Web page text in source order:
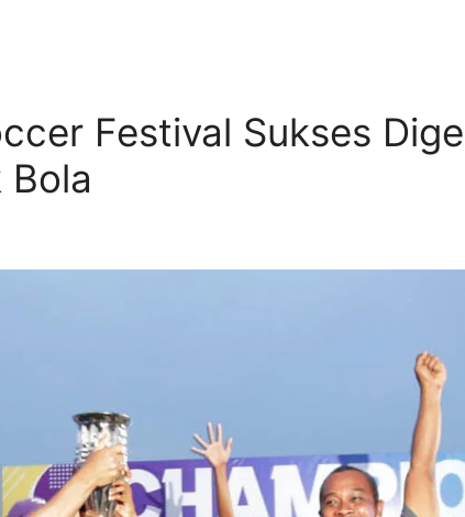
Festival Sukses